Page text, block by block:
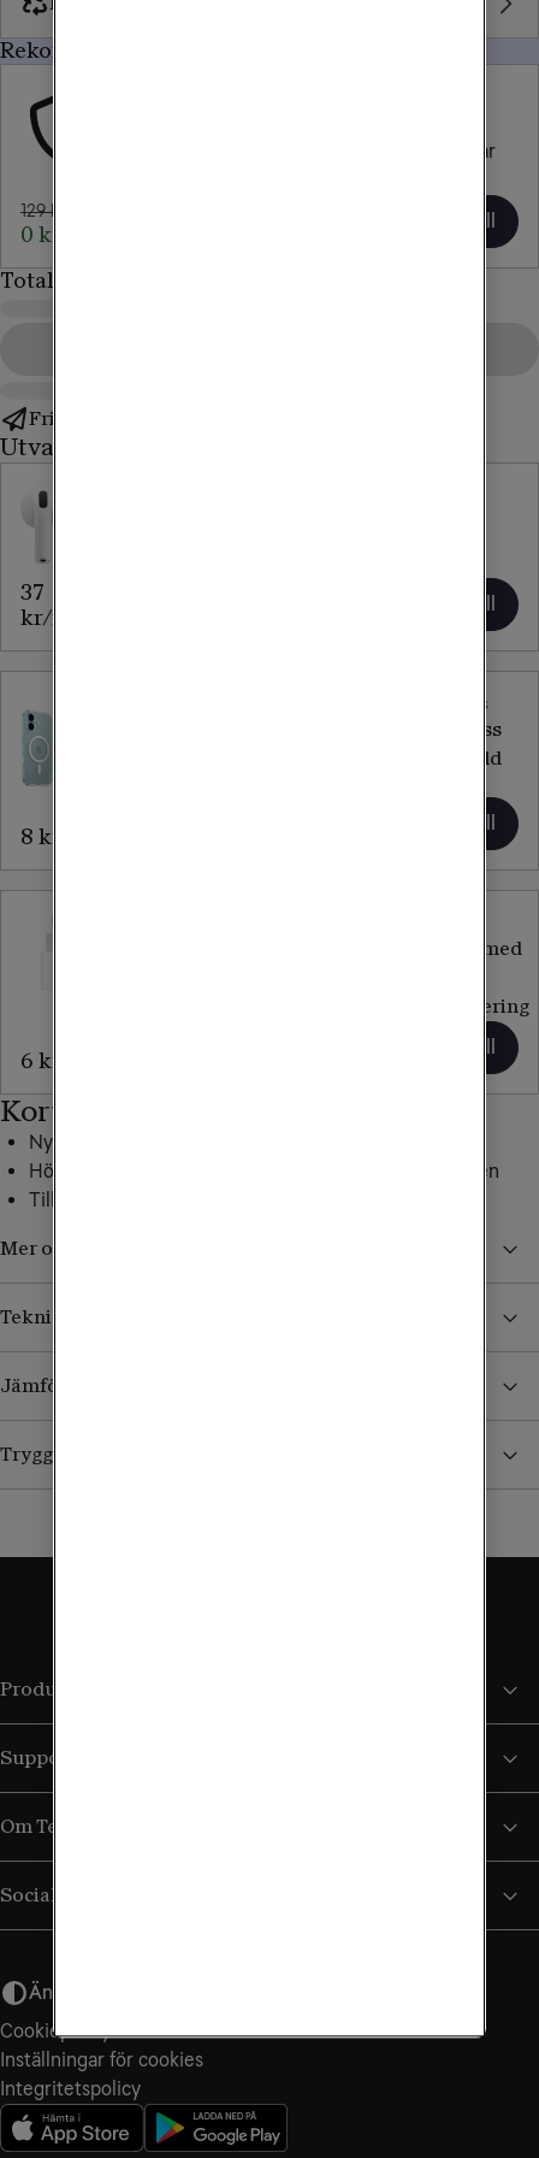
Rekommenderat för dig
Försäkra din nya mobil eller surfplatta och var
129 kr/mån
0 kr/mån i 1 mån
Totalt
Fri frakt
Utvalda tillbehör
37
kr/mån
8 kr/mån
PanzerGlass
PanzerGlass
skärmskydd
6 kr/mån
Airpods 4 med
brusreducering
Kort om mobilen
Nytt kamerareglage för ännu smidigare fotografering
Högre prestanda och längre batteritid än föregångaren
Tillverkad i flygindustriklassat aluminium
Mer om iPhone 16
Teknisk specifikation
Jämför våra företagsabonnemang
Trygghetsavtal - försäkring via Tele2 Företag
Produkter och tjänster
Support
Om Tele2
Sociala medier
Ändra utseende
Cookiepolicy
Inställningar för cookies
Integritetspolicy